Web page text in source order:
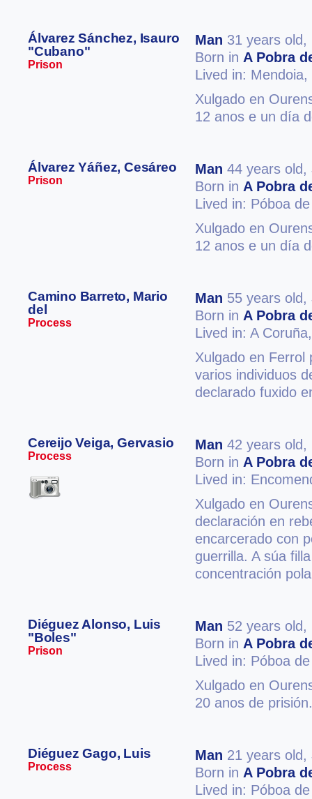
Álvarez Sánchez, Isauro
"Cubano"
Prison
Man 31 years old,
Born in A Pobra
Lived in: Mendoia,
Xulgado en
12 anos e un día
Álvarez Yáñez, Cesáreo
Prison
Man 44 years old,
Born in A Pobra
Lived in: Póboa
Xulgado en
12 anos e un día
Camino Barreto, Mario
del
Process
Man 55 years old,
Born in A Pobra
Lived in: A
Xulgado en Ferrol
varios individuos
declarado fuxido
Cereijo Veiga, Gervasio
Process
Man 42 years old,
Born in A Pobra
Lived in:
Xulgado en
declaración en
encarcerado con
guerrilla. A súa
concentración
Diéguez Alonso, Luis
"Boles"
Prison
Man 52 years old,
Born in A Pobra
Lived in: Póboa
Xulgado en
20 anos de prisión.
Diéguez Gago, Luis
Process
Man 21 years old,
Born in A Pobra
Lived in: Póboa